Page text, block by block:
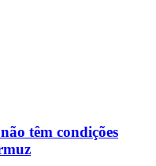
têm condições